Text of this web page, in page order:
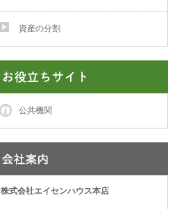
資産の分割
公共機関
株式会社エイセンハウス本店